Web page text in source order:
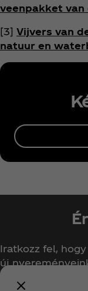
veenpakket van
[3] Vijvers van
natuur en
Iratkozz fel,
új
ajánlatainkról!